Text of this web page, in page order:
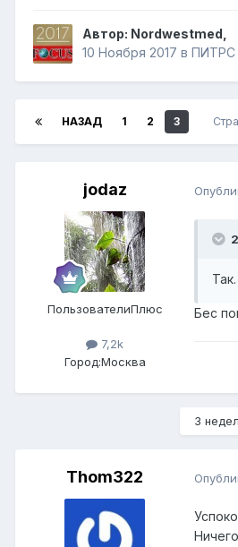
Автор: Nordwestmed
10 Ноября 2017 в ПИТРС
НАЗАД 1 2 3
jodaz
ПользователиПлюс
7,2k
Город:Москва
Бес
3
Thom322